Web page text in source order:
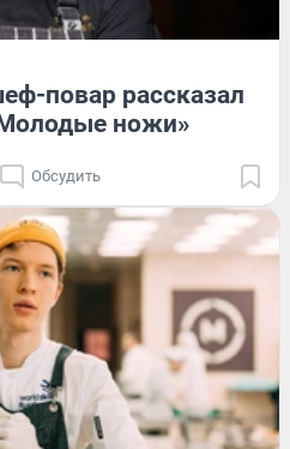
повар рассказал
ножи»
Обсудить